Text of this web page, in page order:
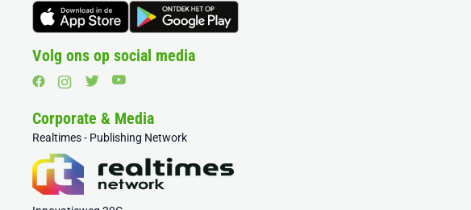
Volg ons op social media
Corporate & Media
Realtimes - Publishing Network